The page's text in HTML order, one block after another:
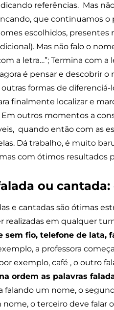
referências. Mas
que continuamos o
escolhidos, presentes
Mas não falo o
a letra…”; Termina com a
agora é pensar e descobrir
formas de
finalmente localizar e
outros momentos a
quando então com as
Dá trabalho, é muito
com ótimos resultados
ou
e cantadas são ótimas
realizadas em qualquer
sem fio, telefone de lata,
a professora
exemplo, café , o outro
ordem as palavras
falando um nome, o
o terceiro deve falar